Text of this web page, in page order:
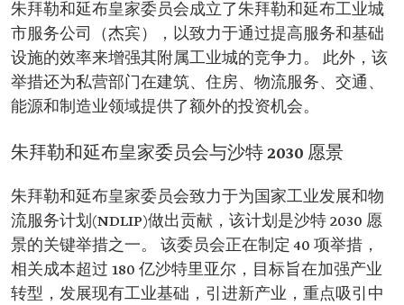
朱拜勒和延布皇家委员会成立了朱拜勒和延布工业城
市服务公司（杰宾），以致力于通过提高服务和基础
设施的效率来增强其附属工业城的竞争力。 此外，该
举措还为私营部门在建筑、住房、物流服务、交通、
能源和制造业领域提供了额外的投资机会。
朱拜勒和延布皇家委员会与沙特 2030 愿景
朱拜勒和延布皇家委员会致力于为国家工业发展和物
流服务计划(NDLIP)做出贡献，该计划是沙特 2030 愿
景的关键举措之一。 该委员会正在制定 40 项举措，
相关成本超过 180 亿沙特里亚尔，目标旨在加强产业
转型，发展现有工业基础，引进新产业，重点吸引中